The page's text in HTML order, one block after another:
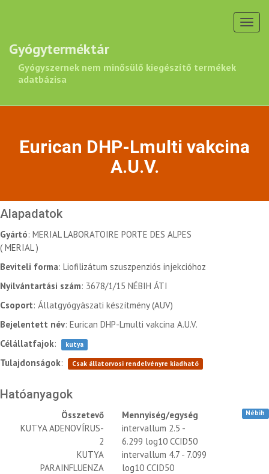
Gyógyterméktár
Gyógyszernek nem minősülő kiegészítő termékek
adatbázisa
Eurican DHP-Lmulti vakcina
A.U.V.
Alapadatok
Gyártó: MERIAL LABORATOIRE PORTE DES ALPES
( MERIAL )
Beviteli forma: Liofilizátum szuszpenziós injekcióhoz
Nyilvántartási szám: 3678/1/15 NÉBIH ÁTI
Csoport: Állatgyógyászati készítmény (AUV)
Bejelentett név: Eurican DHP-Lmulti vakcina A.U.V.
Célállatfajok: kutya
Tulajdonságok: Csak állatorvosi rendelvényre kiadható
Hatóanyagok
Összetevő
Mennyiség/egység
KUTYA ADENOVÍRUS-
2
intervallum 2.5 -
6.299 log10 CCID50
KUTYA
PARAINFLUENZA
intervallum 4.7 - 7.099
log10 CCID50
Nébih